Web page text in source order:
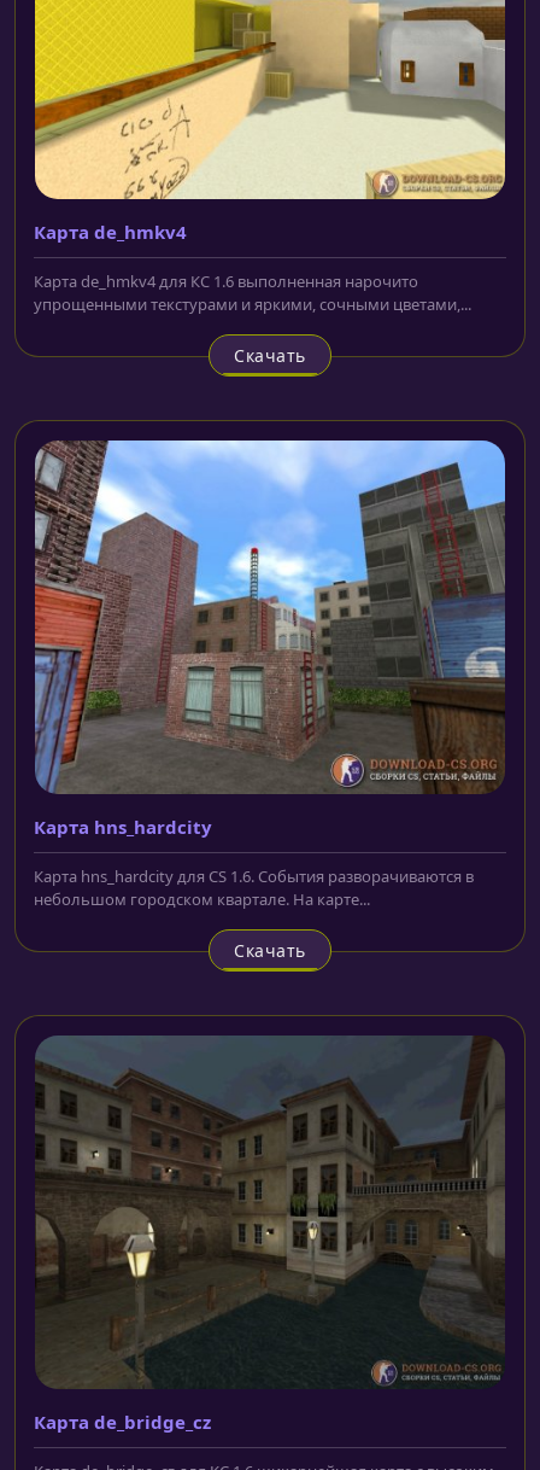
Карта de_hmkv4
Карта de_hmkv4 для КС 1.6 выполненная нарочито
упрощенными текстурами и яркими, сочными цветами,...
Скачать
Карта hns_hardcity
Карта hns_hardcity для CS 1.6. События разворачиваются в
небольшом городском квартале. На карте...
Скачать
Карта de_bridge_cz